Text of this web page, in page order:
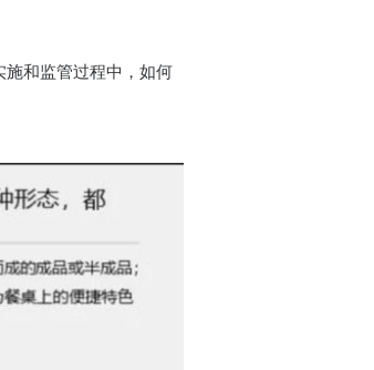
和监管过程中，如何